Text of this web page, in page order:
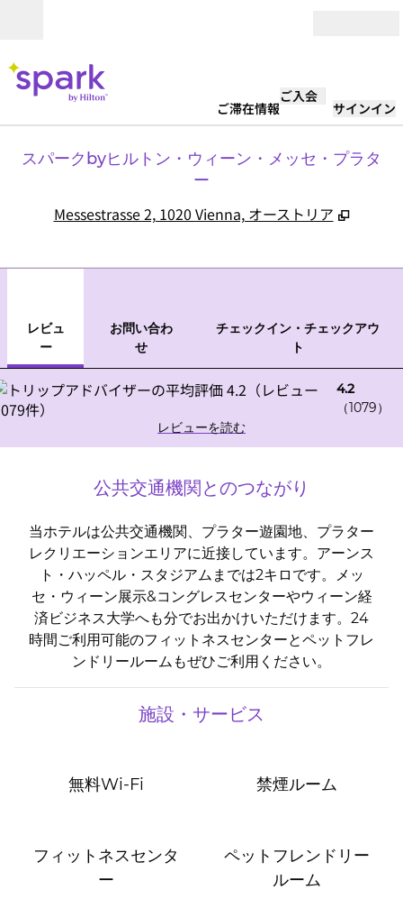
ご滞在情報
ご入会
サインイン
スパークbyヒルトン・ウィーン・メッセ・プラタ
ー
Messestrasse 2, 1020 Vienna, オーストリア ,
レビュ
ー
お問い合わ
せ
お問い合わせ チェックイン・チェックアウ
ト
4.2
（1079）
レビューを読む
公共交通機関とのつながり
当ホテルは公共交通機関、プラター遊園地、プラター
レクリエーションエリアに近接しています。アーンス
ト・ハッペル・スタジアムまでは2キロです。メッ
セ・ウィーン展示&コングレスセンターやウィーン経
済ビジネス大学へも分でお出かけいただけます。24
時間ご利用可能のフィットネスセンターとペットフレ
ンドリールームもぜひご利用ください。
施設・サービス
無料Wi-Fi 禁煙ルーム
フィットネスセンタ
ー
ペットフレンドリー
ルーム